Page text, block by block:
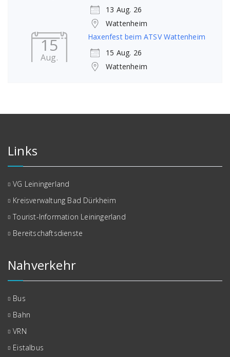
13 Aug. 26
Wattenheim
15
Aug.
Haxenfest beim ATSV Wattenheim
15 Aug. 26
Wattenheim
Links
VG Leiningerland
Kreisverwaltung Bad Dürkheim
Tourist-Information Leiningerland
Bereitschaftsdienste
Nahverkehr
Bus
Bahn
VRN
Eistalbus